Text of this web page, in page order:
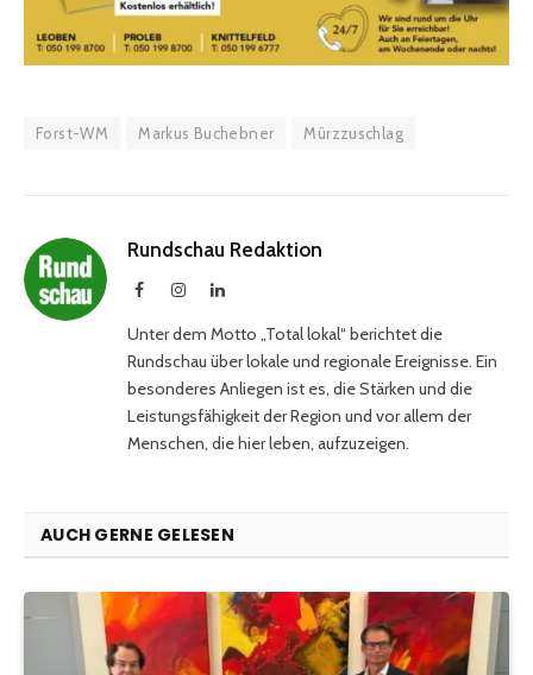
Forst-WM Markus Buchebner Mürzzuschlag
Rundschau Redaktion
FacebookInstagramLinkedIn
Unter dem Motto „Total lokal“ berichtet die
Rundschau über lokale und regionale Ereignisse. Ein
besonderes Anliegen ist es, die Stärken und die
Leistungsfähigkeit der Region und vor allem der
Menschen, die hier leben, aufzuzeigen.
AUCH GERNE GELESEN